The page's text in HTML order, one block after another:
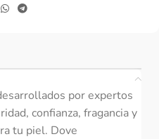
por expertos
confianza, fragancia y
tu piel. Dove